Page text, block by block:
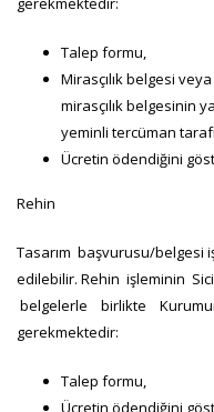
Talep formu,
Mirasçılık belgesi
mirasçılık belgesinin
yeminli tercüman
Ücretin ödendiğini
Rehin
Tasarım başvurusu/belgesi
edilebilir. Rehin işleminin
belgelerle birlikte
gerekmektedir:
Talep formu,
Ücretin ödendiğini